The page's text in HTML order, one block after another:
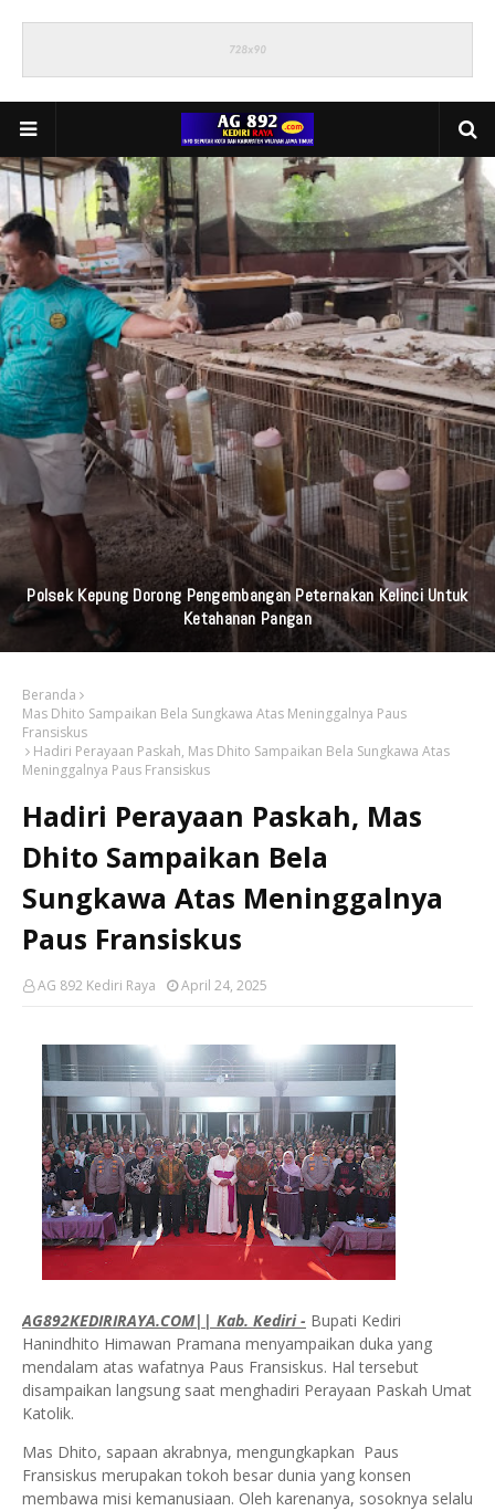
Praktisi Hukum Soroti Investasi Bodong Yang Libatkan
Bayangkari
Beranda
Mas Dhito Sampaikan Bela Sungkawa Atas Meninggalnya Paus
Fransiskus
Hadiri Perayaan Paskah, Mas Dhito Sampaikan Bela Sungkawa Atas
Meninggalnya Paus Fransiskus
Hadiri Perayaan Paskah, Mas
Dhito Sampaikan Bela
Sungkawa Atas Meninggalnya
Paus Fransiskus
AG 892 Kediri Raya April 24, 2025
AG892KEDIRIRAYA.COM|| Kab. Kediri - Bupati Kediri
Hanindhito Himawan Pramana menyampaikan duka yang
mendalam atas wafatnya Paus Fransiskus. Hal tersebut
disampaikan langsung saat menghadiri Perayaan Paskah Umat
Katolik.
Mas Dhito, sapaan akrabnya, mengungkapkan Paus
Fransiskus merupakan tokoh besar dunia yang konsen
membawa misi kemanusiaan. Oleh karenanya, sosoknya selalu